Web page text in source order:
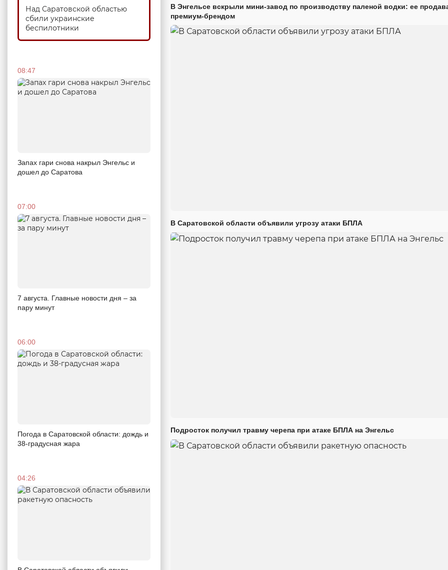
Над Саратовской областью
сбили украинские
беспилотники
08:47
Запах гари снова накрыл Энгельс и
дошел до Саратова
07:00
7 августа. Главные новости дня – за
пару минут
06:00
Погода в Саратовской области: дождь и
38-градусная жара
04:26
В Энгельсе вскрыли мини-завод по производству паленой водки: ее
премиум-брендом
В Саратовской области объявили угрозу атаки БПЛА
Подросток получил травму черепа при атаке БПЛА на Энгельс